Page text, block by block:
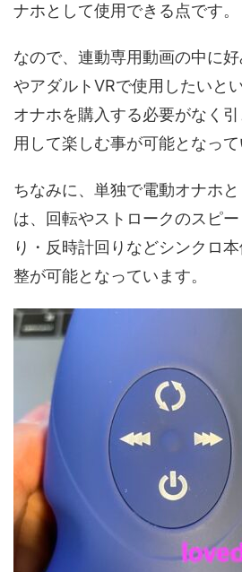
ナホとして使用できる点です。
なので、連動専用動画の中に
やアダルトVRで使用したいと
オナホを購入する必要がなく
用して楽しむ事が可能となって
ちなみに、単独で電動オナホ
は、回転やストロークのスピ
り・反時計回りなどシンクロ
整が可能となっています。